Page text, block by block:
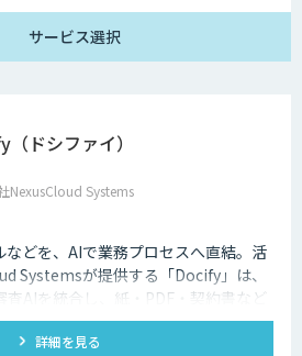
円）/
フェーズ③以降：開発
時にお見積り
サービス選択
（ドシファイ）
NexusCloud Systems
どを、AIで業務プロセスへ直結。活
Systemsが提供する「Docify」は、
査AIを統合し、紙・PDF・契約書など
を構造化・ナレッジ化し、AIエージェ
で実現するAIプラットフォームです。
詳細を見る